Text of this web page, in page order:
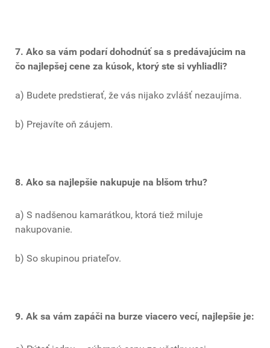
7. Ako sa vám podarí dohodnúť sa s predávajúcim na
čo najlepšej cene za kúsok, ktorý ste si vyhliadli?
a) Budete predstierať, že vás nijako zvlášť nezaujíma.
b) Prejavíte oň záujem.
8. Ako sa najlepšie nakupuje na blšom trhu?
a) S nadšenou kamarátkou, ktorá tiež miluje
nakupovanie.
b) So skupinou priateľov.
9. Ak sa vám zapáči na burze viacero vecí, najlepšie je: